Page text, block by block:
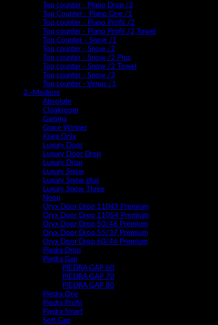
Top counter - Piano Drop /2
Top Counter - Piano One /1
Top counter - Piano Profil /2
Top counter - Piano Profil /2 Towel
Top Counter - Snow /1
Top counter - Snow /2
Top counter - Snow /2 Plus
Top counter - Snow /2 Towel
Top counter - Snow /3
Top counter - Venus /1
2.-Moderni
Absolute
Cloakroom
Gamma
Grace Winner
Kiara Onix
Luxury Door
Luxury Door Drop
Luxury Drop
Luxury Snow
Luxury Snow plus
Luxury Snow Three
Neon
Oryx Door Drop 11049 Premium
Oryx Door Drop 11054 Premium
Oryx Door Drop 50/46 Premium
Oryx Door Drop 55/37 Premium
Oryx Door Drop 60/46 Premium
Piedra Drop
Piedra Gap
PIEDRA GAP 60
PIEDRA GAP 70
PIEDRA GAP 80
Piedra One
Piedra Profil
Piedra Smart
Soft Gap